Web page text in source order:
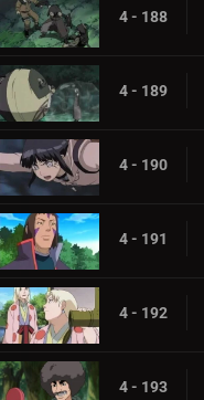
4 - 188
4 - 189
4 - 190
4 - 191
4 - 192
4 - 193